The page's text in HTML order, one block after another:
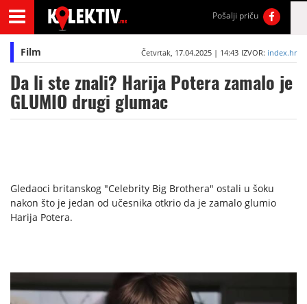
Pošalji priču
Film Četvrtak, 17.04.2025 | 14:43 IZVOR: index.hr
Da li ste znali? Harija Potera zamalo je
GLUMIO drugi glumac
Gledaoci britanskog "Celebrity Big Brothera" ostali u šoku
nakon što je jedan od učesnika otkrio da je zamalo glumio
Harija Potera.